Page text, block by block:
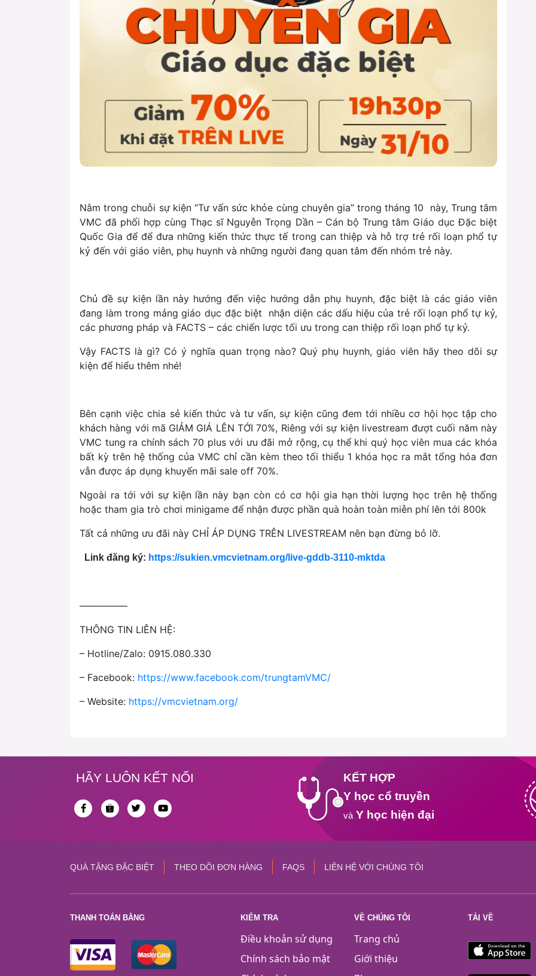
Nằm trong chuỗi sự kiện “Tư vấn sức khỏe cùng chuyên gia” trong tháng 10 này, Trung tâm
VMC đã phối hợp cùng Thạc sĩ Nguyễn Trọng Dần – Cán bộ Trung tâm Giáo dục Đặc biệt
Quốc Gia để để đưa những kiến thức thực tế trong can thiệp và hỗ trợ trẻ rối loạn phổ tự
kỷ đến với giáo viên, phụ huynh và những người đang quan tâm đến nhóm trẻ này.
Chủ đề sự kiện lần này hướng đến việc hướng dẫn phụ huynh, đặc biệt là các giáo viên
đang làm trong mảng giáo dục đặc biệt nhận diện các dấu hiệu của trẻ rối loạn phổ tự kỷ,
các phương pháp và FACTS – các chiến lược tối ưu trong can thiệp rối loạn phổ tự kỷ.
Vậy FACTS là gì? Có ý nghĩa quan trọng nào? Quý phụ huynh, giáo viên hãy theo dõi sự
kiện để hiểu thêm nhé!
Bên cạnh việc chia sẻ kiến thức và tư vấn, sự kiện cũng đem tới nhiều cơ hội học tập cho
khách hàng với mã GIẢM GIÁ LÊN TỚI 70%, Riêng với sự kiện livestream đượt cuối năm này
VMC tung ra chính sách 70 plus với ưu đãi mở rộng, cụ thể khi quý học viên mua các khóa
bất kỳ trên hệ thống của VMC chỉ cần kèm theo tối thiểu 1 khóa học ra mắt tổng hóa đơn
vẫn được áp dụng khuyến mãi sale off 70%.
Ngoài ra tới với sự kiện lần này bạn còn có cơ hội gia hạn thời lượng học trên hệ thống
hoặc tham gia trò chơi minigame để nhận được phần quà hoàn toàn miễn phí lên tới 800k
Tất cả những ưu đãi này CHỈ ÁP DỤNG TRÊN LIVESTREAM nên bạn đừng bỏ lỡ.
Link đăng ký: https://sukien.vmcvietnam.org/live-gddb-3110-mktda
—————
THÔNG TIN LIÊN HỆ:
– Hotline/Zalo: 0915.080.330
– Facebook: https://www.facebook.com/trungtamVMC/
– Website: https://vmcvietnam.org/
HÃY LUÔN KẾT NỐI
KẾT HỢP
Y học cổ truyền
và Y học hiện đại
QUÀ TẶNG ĐẶC BIỆT THEO DÕI ĐƠN HÀNG FAQS LIÊN HỆ VỚI CHÚNG TÔI
THANH TOÁN BẰNG KIỂM TRA
Điều khoản sử dụng
Chính sách bảo mật
VỀ CHÚNG TÔI
Trang chủ
Giới thiệu
TẢI VỀ